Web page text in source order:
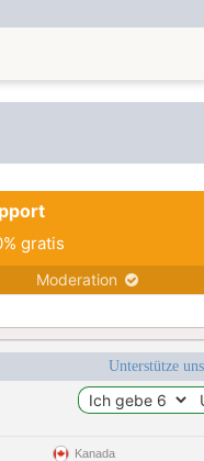
gratis
Moderation
Unterstütze
Kanada